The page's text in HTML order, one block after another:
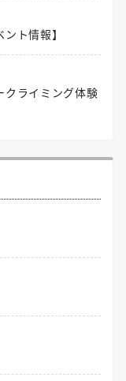
ト情報】
クライミング体験